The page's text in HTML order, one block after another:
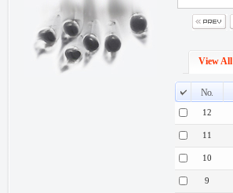
View All
No.
12
11
10
9